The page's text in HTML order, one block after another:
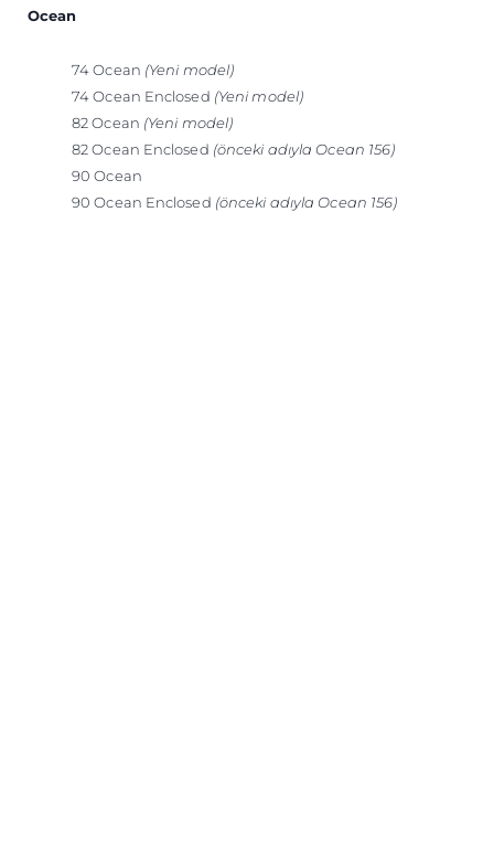
Ocean
74 Ocean (Yeni model)
74 Ocean Enclosed (Yeni model)
82 Ocean (Yeni model)
82 Ocean Enclosed (önceki adıyla Ocean 156)
90 Ocean
90 Ocean Enclosed (önceki adıyla Ocean 156)